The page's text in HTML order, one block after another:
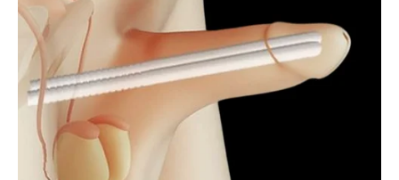
Način upotrebe kokosovog ulja
Primjena kokosovog ulja u oralnoj higijeni vrlo je jednostavna i
ne zahtijeva posebne pripreme niti dodatnu opremu. Postupak
se sastoji od nekoliko osnovnih koraka:
Uzme se
jedna do dvije male kašičice nerafinisanog